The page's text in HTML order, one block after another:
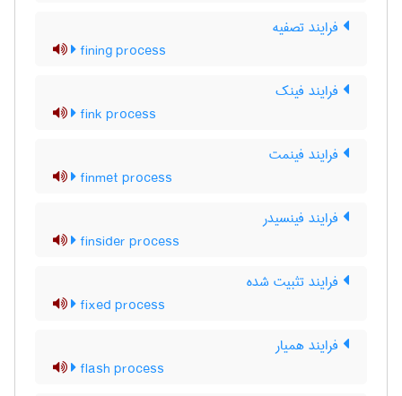
فرایند تصفیه
fining process
فرایند فینک
fink process
فرایند فینمت
finmet process
فرایند فینسیدر
finsider process
فرایند تثبیت شده
fixed process
فرایند همیار
flash process